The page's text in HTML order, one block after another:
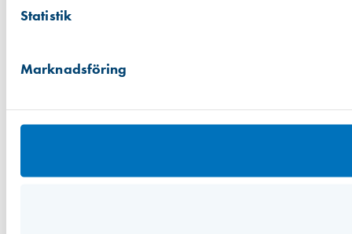
Statistik
Marknadsföring